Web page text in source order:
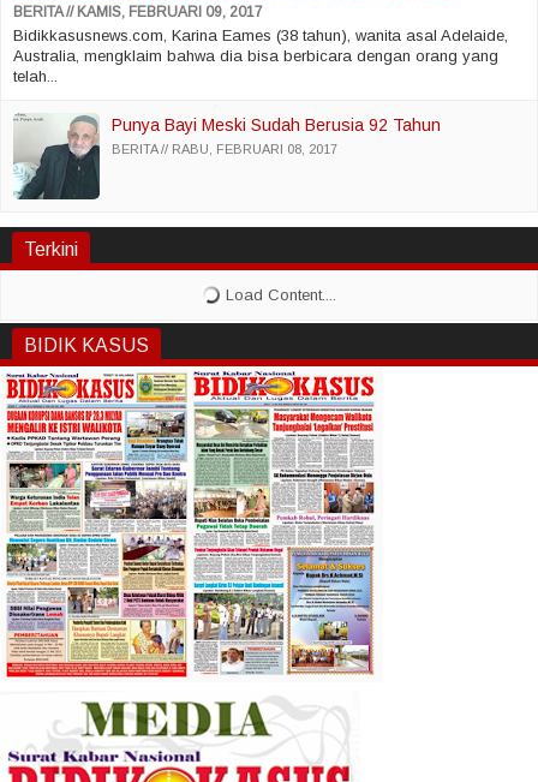
BERITA KAMIS, FEBRUARI 09, 2017
Bidikkasusnews.com, Karina Eames (38 tahun), wanita asal Adelaide,
Australia, mengklaim bahwa dia bisa berbicara dengan orang yang
telah...
Punya Bayi Meski Sudah Berusia 92 Tahun
BERITA RABU, FEBRUARI 08, 2017
Terkini
BIDIK KASUS